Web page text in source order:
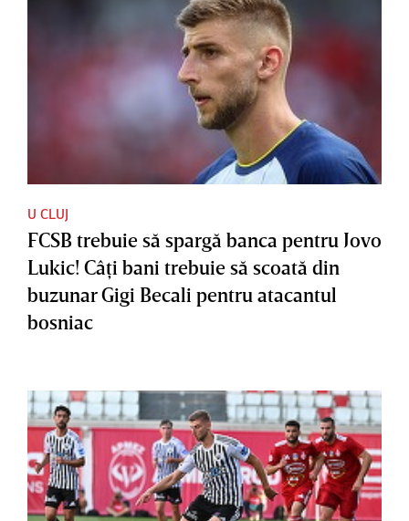
U CLUJ
FCSB trebuie să spargă banca pentru Jovo
Lukic! Câţi bani trebuie să scoată din
buzunar Gigi Becali pentru atacantul
bosniac